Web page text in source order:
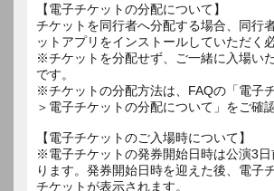
【電子チケットの分配について】
チケットを同行者へ分配する場合、同行
ットアプリをインストールしていただく
※チケットを分配せず、ご一緒に入場い
です。
※チケットの分配方法は、FAQの「電子
＞電子チケットの分配について」をご確
【電子チケットのご入場時について】
※電子チケットの発券開始日時は公演3
ります。発券開始日時を迎えた後、電子
チケットが表示されます。